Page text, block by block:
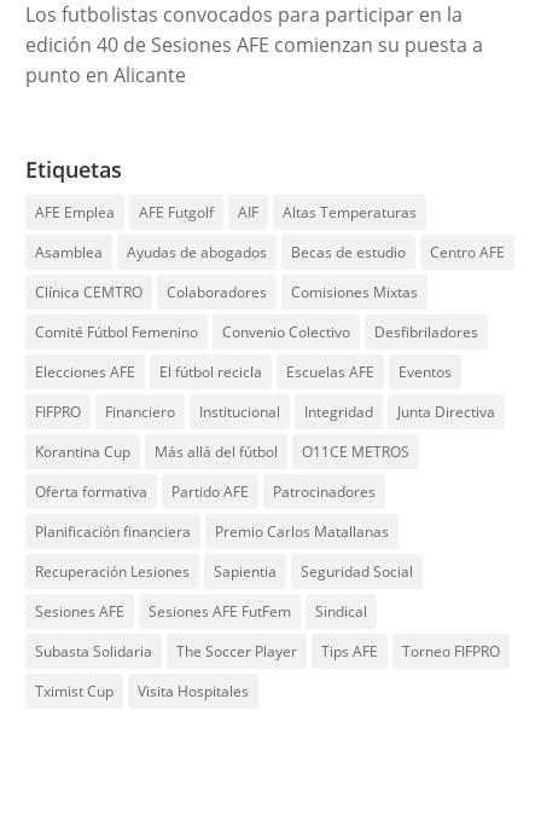
Los futbolistas convocados para participar en la
edición 40 de Sesiones AFE comienzan su puesta a
punto en Alicante
Etiquetas
AFE Emplea AFE Futgolf AIF
Altas Temperaturas
Asamblea
Ayudas de abogados Becas de estudio
Centro AFE
Clínica CEMTRO
Colaboradores
Comisiones Mixtas
Comité Fútbol Femenino
Convenio Colectivo
Desfibriladores
Elecciones AFE
El fútbol recicla Escuelas AFE
Eventos
FIFPRO
Financiero Institucional Integridad
Junta Directiva
Korantina Cup
Más allá del fútbol
O11CE METROS
Oferta formativa
Partido AFE
Patrocinadores
Planificación financiera
Premio Carlos Matallanas
Recuperación Lesiones
Sapientia
Seguridad Social
Sesiones AFE
Sesiones AFE FutFem
Sindical
Subasta Solidaria
The Soccer Player Tips AFE
Torneo FIFPRO
Tximist Cup
Visita Hospitales